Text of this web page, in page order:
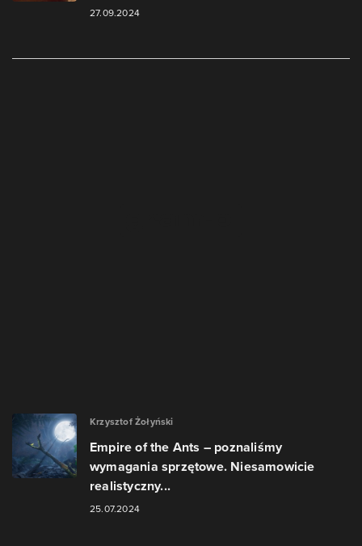
27.09.2024
Krzysztof Żołyński
Empire of the Ants – poznaliśmy
wymagania sprzętowe. Niesamowicie
realistyczny...
25.07.2024